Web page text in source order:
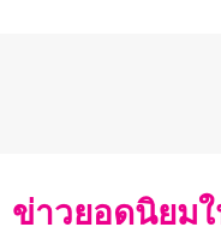
ข่าวยอดนิยม